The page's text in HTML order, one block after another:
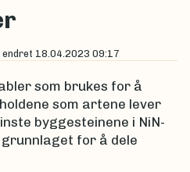
endret 18.04.2023 09:17
som brukes for å
som artene lever
byggesteinene i NiN-
for å dele